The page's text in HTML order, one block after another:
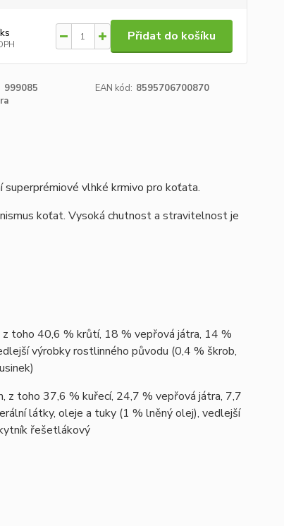
ks Přidat do košíku
999085 EAN kód: 8595706700870
vlhké krmivo pro koťata.
koťat. Vysoká chutnost a stravitelnost je
toho 40,6 % krůtí, 18 % vepřová játra, 14 %
výrobky rostlinného původu (0,4 % škrob,
z toho 37,6 % kuřecí, 24,7 % vepřová játra, 7,7
látky, oleje a tuky (1 % lněný olej), vedlejší
řešetlákový